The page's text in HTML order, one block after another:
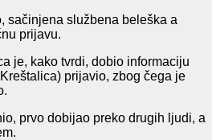
sačinjena službena beleška a
prijavu.
je, kako tvrdi, dobio informaciju
prijavio, zbog čega je
prvo dobijao preko drugih ljudi, a